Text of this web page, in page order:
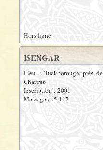
Hors ligne
ISENGAR
Lieu : Tuckborough près de
Chartres
Inscription : 2001
Messages : 5 117